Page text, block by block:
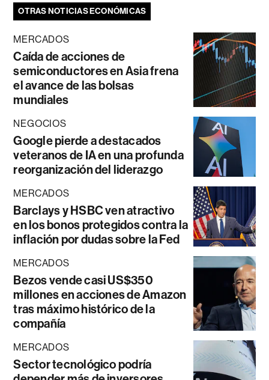
OTRAS NOTICIAS ECONÓMICAS
MERCADOS
Caída de acciones de
semiconductores en Asia frena
el avance de las bolsas
mundiales
NEGOCIOS
Google pierde a destacados
veteranos de IA en una profunda
reorganización del liderazgo
MERCADOS
Barclays y HSBC ven atractivo
en los bonos protegidos contra la
inflación por dudas sobre la Fed
MERCADOS
Bezos vende casi US$350
millones en acciones de Amazon
tras máximo histórico de la
compañía
MERCADOS
Sector tecnológico podría